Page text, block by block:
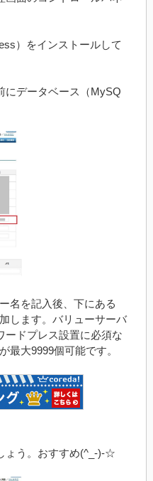
）をインストールして
にデータベース（MySQ
名を記入後、下にある
します。バリューサーバ
ードプレス設置に必須な
最大9999個可能です。
ょう。おすすめ(^_-)-☆